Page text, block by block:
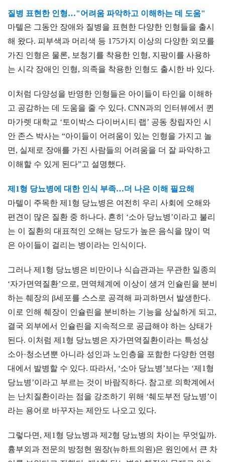
질병 표현한 인형…"어려움 파악하고 이해하는 데 도움"
마텔은 그동안 장애와 질병을 표현한 다양한 인형들을 출시
해 왔다. 피부색과 머리색 등 175가지 이상의 다양한 외모를
가진 인형은 물론, 보청기를 착용한 인형, 지팡이를 사용하
는 시각 장애인 인형, 의족을 착용한 인형도 출시한 바 있다.
이처럼 다양성을 반영한 인형들은 아이들이 타인을 이해하
고 공감하는 데 도움을 줄 수 있다. CNN과의 인터뷰에서 퀸
마가렛 대학교 ‘토이박스 다이버시티 랩’ 공동 창립자인 시
안 존스 박사는 “아이들이 어려움이 있는 인형을 가지고 놀
면, 실제로 장애를 가진 사람들의 어려움을 더 잘 파악하고
이해할 수 있게 된다”고 설명했다.
제1형 당뇨병에 대한 인식 부족…더 나은 이해 필요해
마텔이 주목한 제1형 당뇨병은 여전히 우리 사회에 오해와
편견이 많은 질환 중 하나다. 흔히 ‘소아 당뇨병’이라고 불리
는 이 질환의 대표적인 오해는 당도가 높은 음식을 많이 먹
은 아이들이 걸리는 병이라는 인식이다.
그러나 제1형 당뇨병은 비만이나 식습관과는 무관한 일종의
‘자가면역질환’으로, 면역체계에 이상이 생겨 인슐린을 분비
하는 췌장의 β세포를 스스로 공격해 파괴하면서 발생한다.
이로 인해 췌장이 인슐린을 분비하는 기능을 상실하게 되고,
결국 외부에서 인슐린을 지속적으로 공급해야 하는 상태가
된다. 이처럼 제1형 당뇨병은 자가면역질환이라는 특성상
소아·청소년뿐 아니라 성인과 노인층을 포함한 다양한 연령
대에서 발병할 수 있다. 따라서, ‘소아 당뇨병’보다는 ‘제1형
당뇨병’이라고 부르는 것이 바람직하다. 참고로 의학계에서
는 난치질환이라는 점을 강조하기 위해 ‘췌도부전 당뇨병’이
라는 용어로 바꾸자는 제안도 나오고 있다.
그렇다면, 제1형 당뇨병과 제2형 당뇨병의 차이는 무엇일까.
흉부외과 전문의 방정현 원장(뉴하트의원)은 원인에서 큰 차